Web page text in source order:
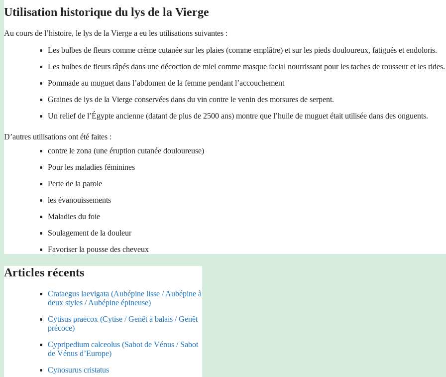
Utilisation historique du lys de la Vierge
Au cours de l’histoire, le lys de la Vierge a eu les utilisations suivantes :
Les bulbes de fleurs comme crème cutanée sur les plaies (comme emplâtre) et sur les pieds douloureux, fatigués et endoloris.
Les bulbes de fleurs râpés dans une décoction de miel comme masque facial nourrissant pour les taches de rousseur et les rides.
Pommade au muguet dans l’abdomen de la femme pendant l’accouchement
Graines de lys de la Vierge conservées dans du vin contre le venin des morsures de serpent.
Un relief de l’Égypte ancienne (datant de plus de 2500 ans) montre que l’huile de muguet était utilisée dans des onguents.
D’autres utilisations ont été faites :
contre le zona (une éruption cutanée douloureuse)
Pour les maladies féminines
Perte de la parole
les évanouissements
Maladies du foie
Soulagement de la douleur
Favoriser la pousse des cheveux
Articles récents
Crataegus laevigata (Aubépine lisse / Aubépine à
deux styles / Aubépine épineuse)
Cytisus praecox (Cytise / Genêt à balais / Genêt
précoce)
Cypripedium calceolus (Sabot de Vénus / Sabot
de Vénus d’Europe)
Cynosurus cristatus